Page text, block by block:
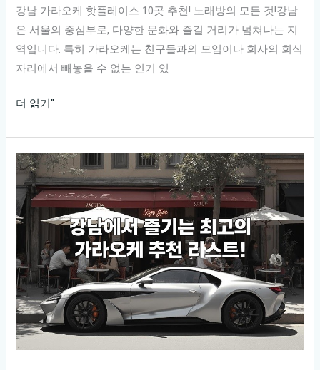
강남 가라오케 핫플레이스 10곳 추천! 노래방의 모든 것!강남
은 서울의 중심부로, 다양한 문화와 즐길 거리가 넘쳐나는 지
역입니다. 특히 가라오케는 친구들과의 모임이나 회사의 회식
자리에서 빼놓을 수 없는 인기 있
강
가
라
오
케
핫
레
이
스
10
곳
추
더 읽기"